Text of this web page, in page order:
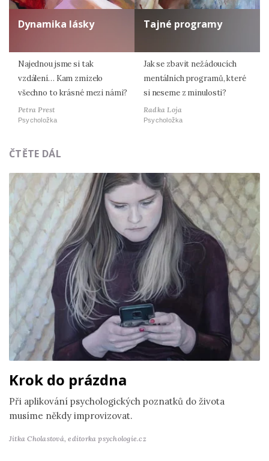
Dynamika lásky
Najednou jsme si tak
vzdálení… Kam zmizelo
všechno to krásné mezi námi?
Petra Prest
Psycholožka
Tajné programy
Jak se zbavit nežádoucích
mentálních programů, které
si neseme z minulosti?
Radka Loja
Psycholožka
ČTĚTE DÁL
Krok do prázdna
Při aplikování psychologických poznatků do života
musíme někdy improvizovat.
Jitka Cholastová,editorka psychologie.cz